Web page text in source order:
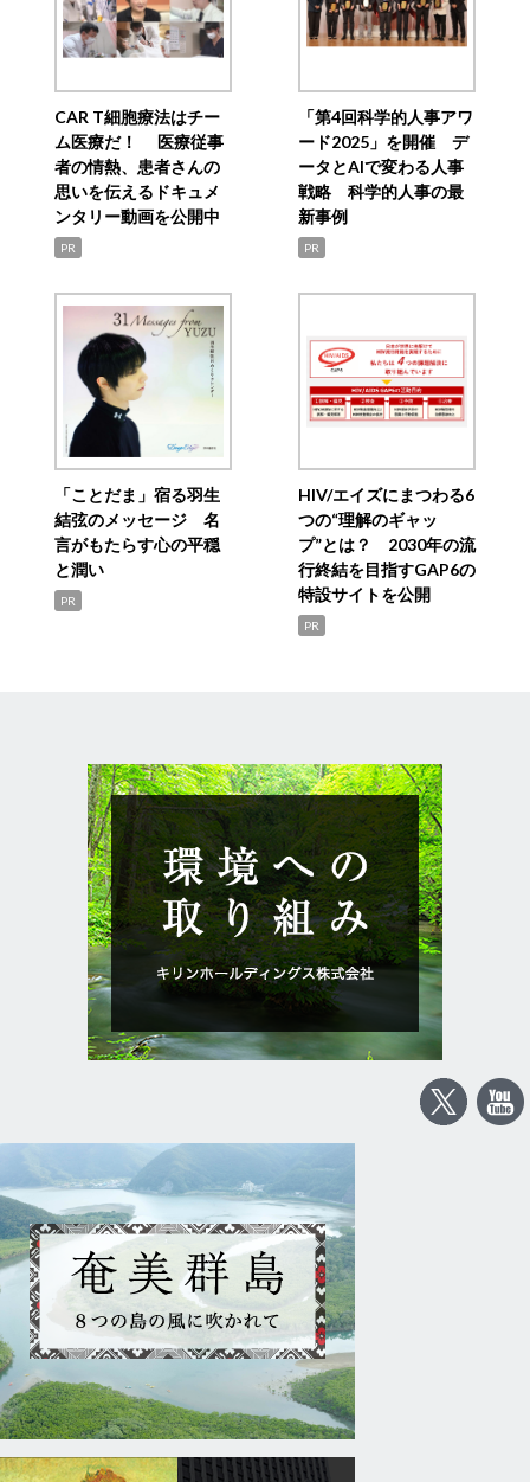
CAR T細胞療法はチー
ム医療だ！ 医療従事
者の情熱、患者さんの
思いを伝えるドキュメ
ンタリー動画を公開中
PR
「第4回科学的人事アワ
ード2025」を開催 デ
ータとAIで変わる人事
戦略 科学的人事の最
新事例
PR
「ことだま」宿る羽生
結弦のメッセージ 名
言がもたらす心の平穏
と潤い
PR
HIV/エイズにまつわる6
つの“理解のギャッ
プ”とは？ 2030年の流
行終結を目指すGAP6の
特設サイトを公開
PR